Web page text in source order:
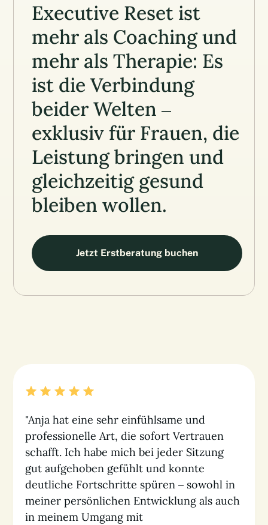
Executive Reset ist
mehr als Coaching und
mehr als Therapie: Es
ist die Verbindung
beider Welten –
exklusiv für Frauen, die
Leistung bringen und
gleichzeitig gesund
bleiben wollen.
Jetzt Erstberatung buchen
"Anja hat eine sehr einfühlsame und
professionelle Art, die sofort Vertrauen
schafft. Ich habe mich bei jeder Sitzung
gut aufgehoben gefühlt und konnte
deutliche Fortschritte spüren – sowohl in
meiner persönlichen Entwicklung als auch
in meinem Umgang mit